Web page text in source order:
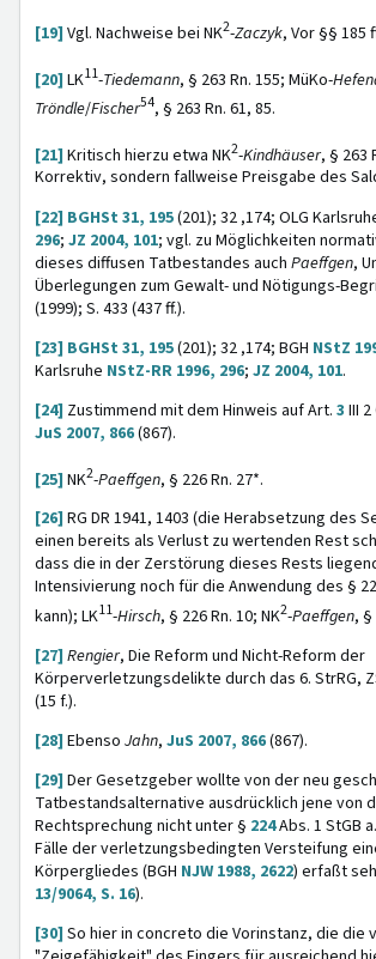
[19] Vgl. Nachweise bei NK2-Zaczyk, Vor §§ 185
[20] LK11-Tiedemann, § 263 Rn. 155; MüKo-
Tröndle/Fischer54, § 263 Rn. 61, 85.
[21] Kritisch hierzu etwa NK2-Kindhäuser, § 263
Korrektiv, sondern fallweise Preisgabe des
[22] BGHSt 31, 195(201); 32 ,174; OLG
296; JZ 2004, 101; vgl. zu Möglichkeiten
dieses diffusen Tatbestandes auch Paeffgen,
Überlegungen zum Gewalt- und Nötigungs-
(1999); S. 433 (437 ff.).
[23] BGHSt 31, 195(201); 32 ,174; BGH NStZ
Karlsruhe NStZ-RR 1996, 296; JZ 2004, 101.
[24] Zustimmend mit dem Hinweis auf Art. 3 III
JuS 2007, 866(867).
[25] NK2-Paeffgen, § 226 Rn. 27*.
[26] RG DR 1941, 1403 (die Herabsetzung des
einen bereits als Verlust zu wertenden Rest
dass die in der Zerstörung dieses Rests
Intensivierung noch für die Anwendung des §
kann); LK11-Hirsch, § 226 Rn. 10; NK2-Paeffgen, §
[27] Rengier, Die Reform und Nicht-Reform der
Körperverletzungsdelikte durch das 6. StrRG,
(15 f.).
[28] Ebenso Jahn, JuS 2007, 866(867).
[29] Der Gesetzgeber wollte von der neu
Tatbestandsalternative ausdrücklich jene von
Rechtsprechung nicht unter § 224Abs. 1 StGB
Fälle der verletzungsbedingten Versteifung
Körpergliedes (BGH NJW 1988, 2622) erfaßt
13/9064, S. 16).
[30] So hier in concreto die Vorinstanz, die die